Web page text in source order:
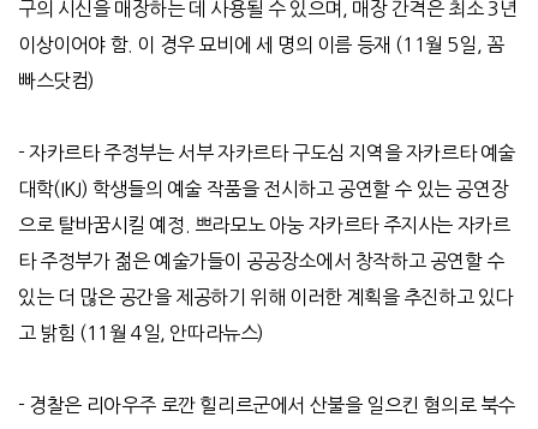
구의 시신을 매장하는 데 사용될 수 있으며
매장 간격은 최소 3 년
이상이어야 함. 이 경우 묘비에 세 명의 이름 등재 (11 월 5일
꼼
빠스닷컴)
-자카르타 주정부는 서부 자카르타 구도심 지역을 자카르타 예술
대학(IKJ) 학생들의 예술 작품을 전시하고 공연할 수 있는 공연장
으로 탈바꿈시킬 예정
쁘라모노 아눙 자카르타 주지사는 자카르
타 주정부가 젊은 예술가들이 공공장소에서 창작하고 공연할 수
있는 더 많은 공간을 제공하기 위해 이러한 계획을 추진하고 있다
고 밝힘 (11 월 4일 안따라뉴스)
- 경찰은 리아우주 로깐 힐리르군에서 산불을 일으킨 혐의로 북수